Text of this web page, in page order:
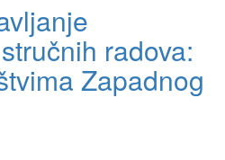
radova:
Zapadnog